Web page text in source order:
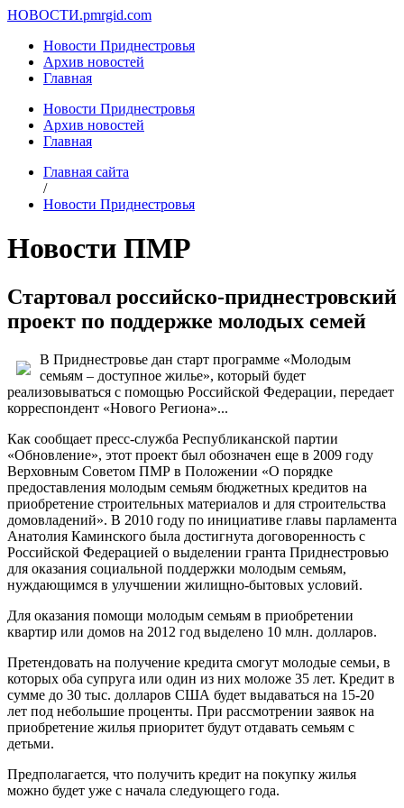
НОВОСТИ.pmrgid.com
Новости Приднестровья
Архив новостей
Главная
Новости Приднестровья
Архив новостей
Главная
Главная сайта
/
Новости Приднестровья
Новости ПМР
Стартовал российско-приднестровский
проект по поддержке молодых семей
В Приднестровье дан старт программе «Молодым
семьям – доступное жилье», который будет
реализовываться с помощью Российской Федерации, передает
корреспондент «Нового Региона»...
Как сообщает пресс-служба Республиканской партии
«Обновление», этот проект был обозначен еще в 2009 году
Верховным Советом ПМР в Положении «О порядке
предоставления молодым семьям бюджетных кредитов на
приобретение строительных материалов и для строительства
домовладений». В 2010 году по инициативе главы парламента
Анатолия Каминского была достигнута договоренность с
Российской Федерацией о выделении гранта Приднестровью
для оказания социальной поддержки молодым семьям,
нуждающимся в улучшении жилищно-бытовых условий.
Для оказания помощи молодым семьям в приобретении
квартир или домов на 2012 год выделено 10 млн. долларов.
Претендовать на получение кредита смогут молодые семьи, в
которых оба супруга или один из них моложе 35 лет. Кредит в
сумме до 30 тыс. долларов США будет выдаваться на 15-20
лет под небольшие проценты. При рассмотрении заявок на
приобретение жилья приоритет будут отдавать семьям с
детьми.
Предполагается, что получить кредит на покупку жилья
можно будет уже с начала следующего года.